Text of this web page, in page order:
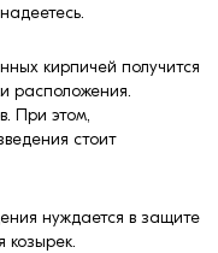
кирпичей получится
расположения.
При этом,
стоит
нуждается в защите
козырек.